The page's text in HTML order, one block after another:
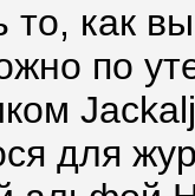
как
по
для